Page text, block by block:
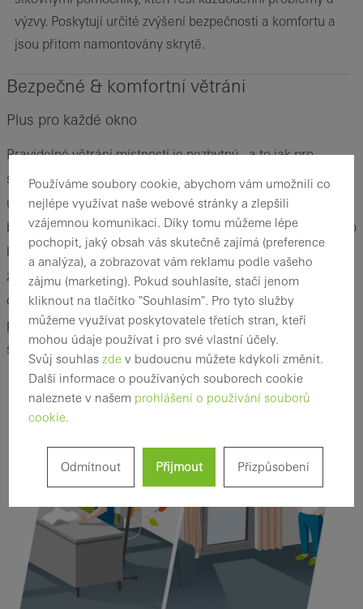
výzvy. Poskytují určité zvýšení bezpečnosti a komfortu a
jsou přitom namontovány skrytě.
Bezpečné & komfortní větrání
Plus pro každé okno
Pravidelné větrání místností je nezbytný - a to jak pro
samotnou konstrukci místnosti, tak i pro člověka, který
uvnitř žije. Je jedno, zda se jedná o obytnou či kancelářskou
budovu, okna by měla být pravidelně otvírána. Ovšem zná to
každý, okno, které je otevřeno za účelem vyvětrání, se náhle
z důvodu vzniklého průvanu opět přibouchne. Proto bychom
občas chtěli okna omezit v jejich pohybu. A přesně v tom
pomůže náš SimplySmart Add-Ons, který zajistí komfortní a
spolehlivé vyvětrání.
Používáme soubory cookie, abychom vám umožnili co
nejlépe využívat naše webové stránky a zlepšili
vzájemnou komunikaci. Díky tomu můžeme lépe
pochopit, jaký obsah vás skutečně zajímá (preference
a analýza), a zobrazovat vám reklamu podle vašeho
zájmu (marketing). Pokud souhlasíte, stačí jenom
kliknout na tlačítko "Souhlasím". Pro tyto služby
můžeme využívat poskytovatele třetích stran, kteří
mohou údaje používat i pro své vlastní účely.
Svůj souhlas zde v budoucnu můžete kdykoli změnit.
Další informace o používaných souborech cookie
naleznete v našem prohlášení o používání souborů
cookie.
Odmítnout Přijmout Přizpůsobení